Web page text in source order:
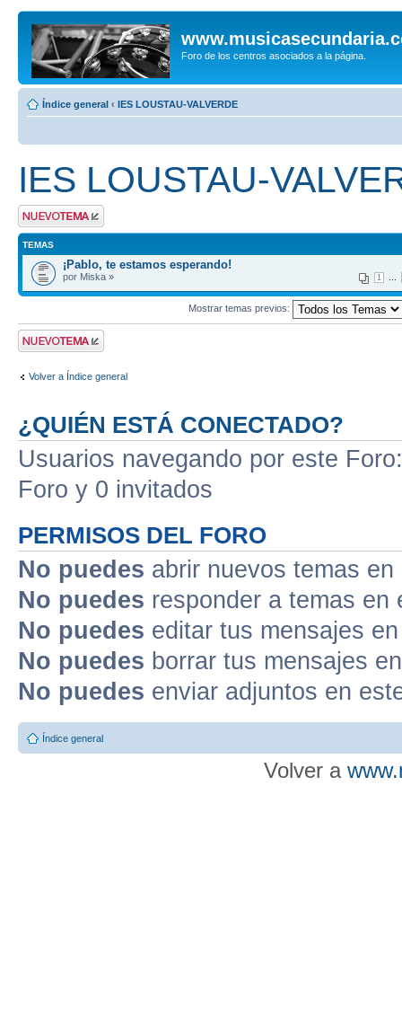
Foro de los centros asociados a la página.
Índice general ‹ IES LOUSTAU-VALVERDE
IES LOUSTAU-
Publicar un nuevo
tema
TEMAS
¡Pablo, te estamos esperando!
1
por Miska »
Mostrar temas previos:
Publicar un nuevo
tema
Volver a Índice general
¿QUIÉN ESTÁ CONECTADO?
Usuarios navegando por este
Foro y 0 invitados
PERMISOS DEL FORO
No puedes abrir nuevos temas
No puedes responder a temas en
No puedes editar tus mensajes
No puedes borrar tus mensajes
No puedes enviar adjuntos en
Índice general
Volver a